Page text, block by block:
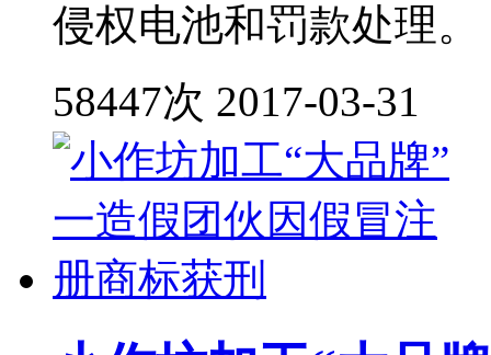
侵权电池和罚款处理。
58447次 2017-03-31